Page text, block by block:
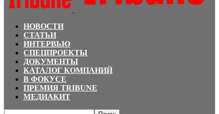
НОВОСТИ
СТАТЬИ
ИНТЕРВЬЮ
СПЕЦПРОЕКТЫ
ДОКУМЕНТЫ
КАТАЛОГ КОМПАНИЙ
В ФОКУСЕ
ПРЕМИЯ TRIBUNE
МЕДИАКИТ